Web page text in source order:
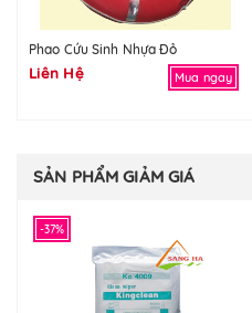
Phao Cứu Sinh Nhựa Đỏ
Liên Hệ Mua ngay
SẢN PHẨM GIẢM GIÁ
-37%